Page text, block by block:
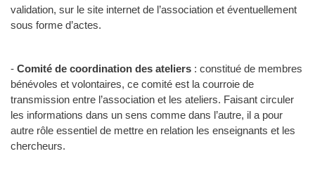
validation, sur le site internet de l’association et éventuellement
sous forme d’actes.
- Comité de coordination des ateliers : constitué de membres
bénévoles et volontaires, ce comité est la courroie de
transmission entre l’association et les ateliers. Faisant circuler
les informations dans un sens comme dans l’autre, il a pour
autre rôle essentiel de mettre en relation les enseignants et les
chercheurs.